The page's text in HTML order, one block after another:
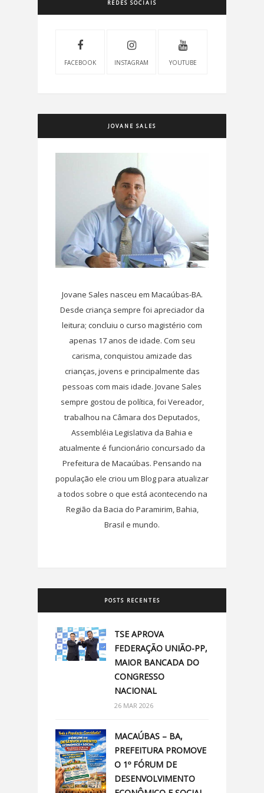
REDES SOCIAIS
FACEBOOK INSTAGRAM YOUTUBE
JOVANE SALES
Jovane Sales nasceu em Macaúbas-BA.
Desde criança sempre foi apreciador da
leitura; concluiu o curso magistério com
apenas 17 anos de idade. Com seu
carisma, conquistou amizade das
crianças, jovens e principalmente das
pessoas com mais idade. Jovane Sales
sempre gostou de política, foi Vereador,
trabalhou na Câmara dos Deputados,
Assembléia Legislativa da Bahia e
atualmente é funcionário concursado da
Prefeitura de Macaúbas. Pensando na
população ele criou um Blog para atualizar
a todos sobre o que está acontecendo na
Região da Bacia do Paramirim, Bahia,
Brasil e mundo.
POSTS RECENTES
TSE APROVA
FEDERAÇÃO UNIÃO-PP,
MAIOR BANCADA DO
CONGRESSO
NACIONAL
26 MAR 2026
MACAÚBAS – BA,
PREFEITURA PROMOVE
O 1º FÓRUM DE
DESENVOLVIMENTO